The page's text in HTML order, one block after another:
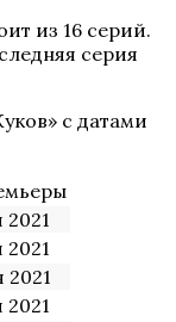
из 16 серий.
серия
с датами
2021
2021
2021
2021